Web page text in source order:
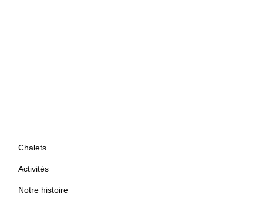
Chalets
Activités
Notre histoire